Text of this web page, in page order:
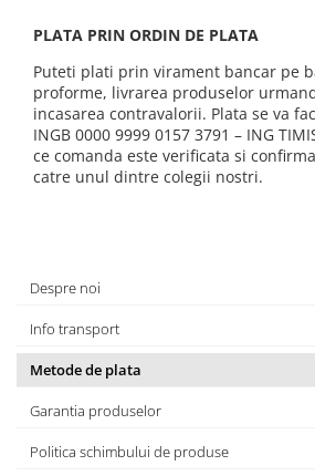
PLATA PRIN ORDIN DE PLATA
Puteti plati prin virament bancar pe
proforme, livrarea produselor
incasarea contravalorii. Plata se va
INGB 0000 9999 0157 3791 – ING
ce comanda este verificata si
catre unul dintre colegii nostri.
Despre noi
Info transport
Metode de plata
Garantia produselor
Politica schimbului de produse